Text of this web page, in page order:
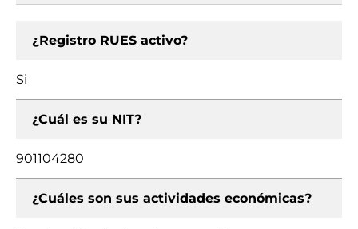
¿Registro RUES activo?
Si
¿Cuál es su NIT?
901104280
¿Cuáles son sus actividades económicas?